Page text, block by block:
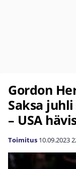
Gordon
Saksa
– USA
Toimitus 10.09.2023